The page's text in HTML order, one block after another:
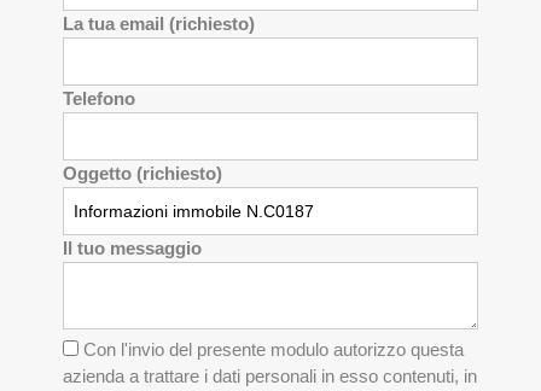
La tua email (richiesto)
Telefono
Oggetto (richiesto)
Il tuo messaggio
Con l'invio del presente modulo autorizzo questa
azienda a trattare i dati personali in esso contenuti, in